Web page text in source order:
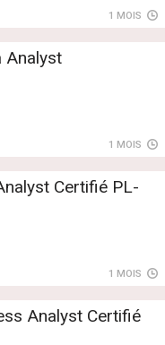
1 MOIS
Analyst
1 MOIS
Certifié PL-
1 MOIS
Analyst Certifié